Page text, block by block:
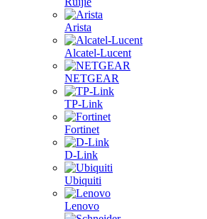
Arista
Alcatel-Lucent
NETGEAR
TP-Link
Fortinet
D-Link
Ubiquiti
Lenovo